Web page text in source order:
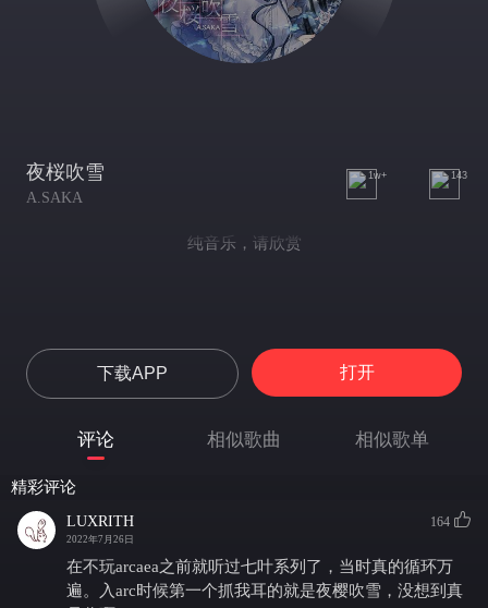
夜桜吹雪
A.SAKA
1w+ 143
纯音乐，请欣赏
下载APP 打开
评论 相似歌曲 相似歌单
精彩评论
LUXRITH
2022年7月26日
164
在不玩arcaea之前就听过七叶系列了，当时真的循环万
遍。入arc时候第一个抓我耳的就是夜樱吹雪，没想到真